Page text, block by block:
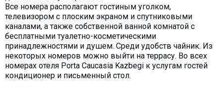
Все номера располагают гостиным уголком,
телевизором с плоским экраном и спутниковыми
каналами, а также собственной ванной комнатой с
бесплатными туалетно-косметическими
принадлежностями и душем. Среди удобств чайник. Из
некоторых номеров можно выйти на террасу. Во всех
номерах отеля Porta Caucasia Kazbegi к услугам гостей
кондиционер и письменный стол.
Деньги
Мобильная связь
Галерея
Отчеты
Безопасность